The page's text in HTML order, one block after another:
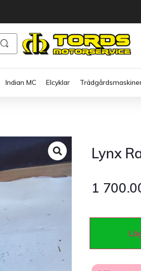
Indian MC Elcyklar
Lynx
1